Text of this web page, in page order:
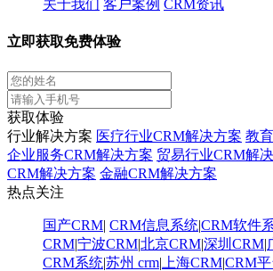
关于我们 客户案例 CRM资讯
立即获取免费体验
获取体验
行业解决方案 医疗行业CRM解决方案 教
企业服务CRM解决方案 贸易行业CRM解
CRM解决方案 金融CRM解决方案
热点关注
国产CRM| CRM信息系统|CRM软件
CRM|宁波CRM|北京CRM|深圳CRM|
CRM系统|苏州 crm| 上海CRM|CRM平